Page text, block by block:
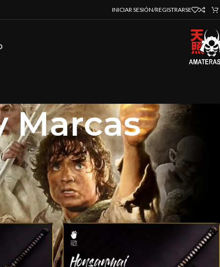
INICIAR SESIÓN/REGISTRARSE
Marcas
9 12 18 24